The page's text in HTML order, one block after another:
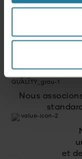
Nous
et